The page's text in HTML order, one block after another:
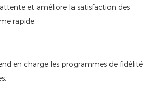
et améliore la satisfaction des
rapide.
en charge les programmes de fidélité